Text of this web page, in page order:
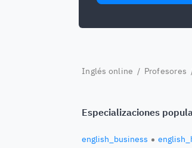
Inglés online / Profesores
Especializaciones
english_business